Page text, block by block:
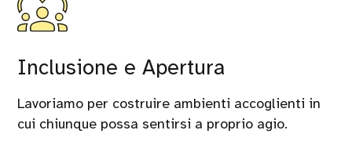
Inclusione e Apertura
Lavoriamo per costruire ambienti accoglienti in
cui chiunque possa sentirsi a proprio agio.